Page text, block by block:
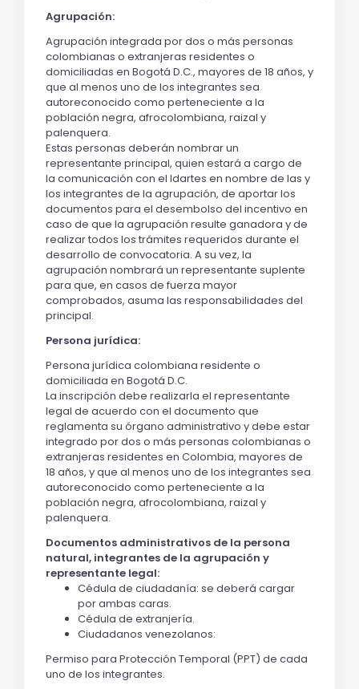
Agrupación:
Agrupación integrada por dos o más personas
colombianas o extranjeras residentes o
domiciliadas en Bogotá D.C., mayores de 18 años, y
que al menos uno de los integrantes sea
autoreconocido como perteneciente a la
población negra, afrocolombiana, raizal y
palenquera.
Estas personas deberán nombrar un
representante principal, quien estará a cargo de
la comunicación con el Idartes en nombre de las y
los integrantes de la agrupación, de aportar los
documentos para el desembolso del incentivo en
caso de que la agrupación resulte ganadora y de
realizar todos los trámites requeridos durante el
desarrollo de convocatoria. A su vez, la
agrupación nombrará un representante suplente
para que, en casos de fuerza mayor
comprobados, asuma las responsabilidades del
principal.
Persona jurídica:
Persona jurídica colombiana residente o
domiciliada en Bogotá D.C.
La inscripción debe realizarla el representante
legal de acuerdo con el documento que
reglamenta su órgano administrativo y debe estar
integrado por dos o más personas colombianas o
extranjeras residentes en Colombia, mayores de
18 años, y que al menos uno de los integrantes sea
autoreconocido como perteneciente a la
población negra, afrocolombiana, raizal y
palenquera.
Documentos administrativos de la persona
natural, integrantes de la agrupación y
representante legal:
Cédula de ciudadanía: se deberá cargar
por ambas caras.
Cédula de extranjería.
Ciudadanos venezolanos:
Permiso para Protección Temporal (PPT) de cada
uno de los integrantes.